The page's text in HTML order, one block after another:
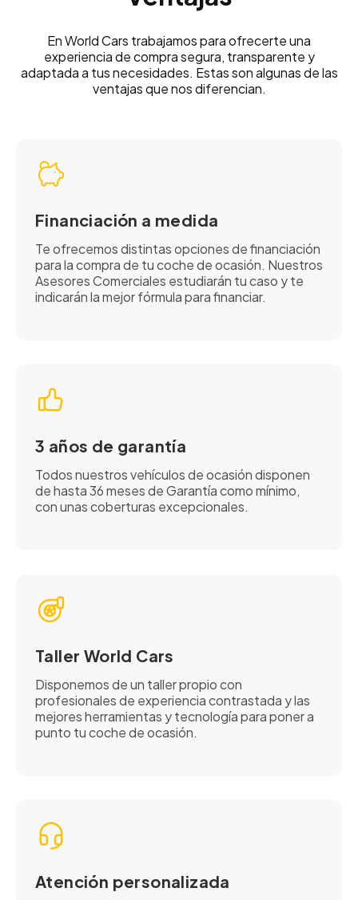
En World Cars trabajamos para ofrecerte una
experiencia de compra segura, transparente y
adaptada a tus necesidades. Estas son algunas de las
ventajas que nos diferencian.
Financiación a medida
Te ofrecemos distintas opciones de financiación
para la compra de tu coche de ocasión. Nuestros
Asesores Comerciales estudiarán tu caso y te
indicarán la mejor fórmula para financiar.
3 años de garantía
Todos nuestros vehículos de ocasión disponen
de hasta 36 meses de Garantía como mínimo,
con unas coberturas excepcionales.
Taller World Cars
Disponemos de un taller propio con
profesionales de experiencia contrastada y las
mejores herramientas y tecnología para poner a
punto tu coche de ocasión.
Atención personalizada